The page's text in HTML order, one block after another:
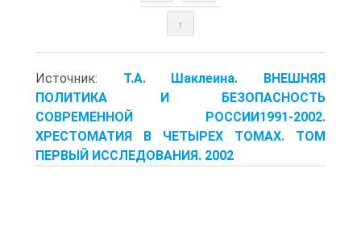
↑
Источник: Т.А. Шаклеина. ВНЕШНЯЯ
ПОЛИТИКА И БЕЗОПАСНОСТЬ
СОВРЕМЕННОЙ РОССИИ1991-2002.
ХРЕСТОМАТИЯ В ЧЕТЫРЕХ ТОМАХ. ТОМ
ПЕРВЫЙ ИССЛЕДОВАНИЯ. 2002